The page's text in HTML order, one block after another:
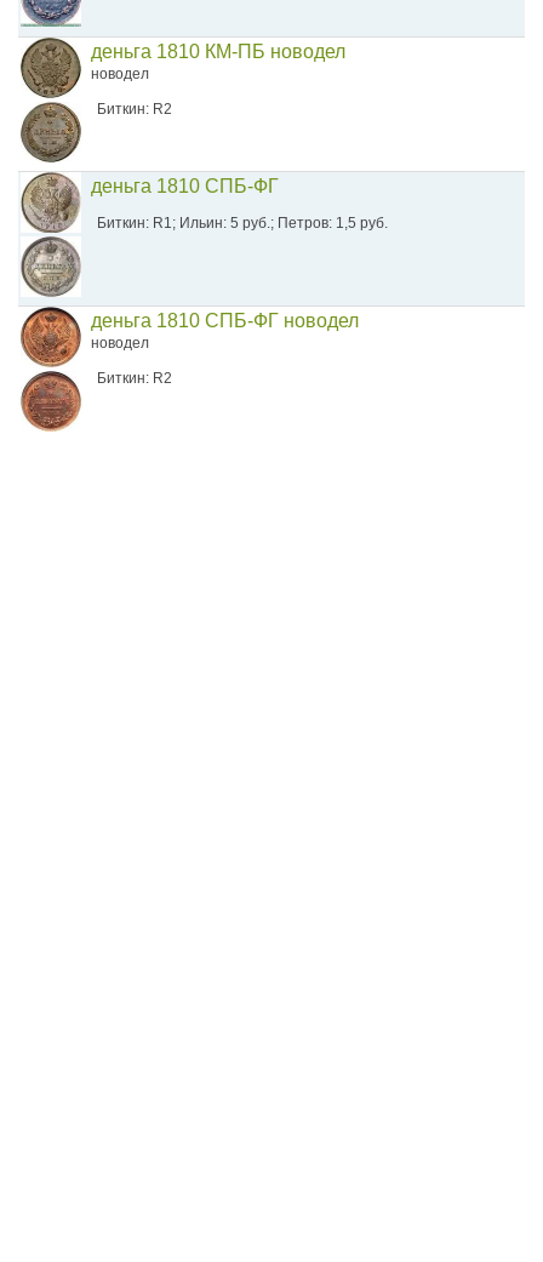
деньга 1810 КМ-ПБ новодел
новодел
Биткин: R2
деньга 1810 СПБ-ФГ
Биткин: R1; Ильин: 5 руб.; Петров: 1,5 руб.
деньга 1810 СПБ-ФГ новодел
новодел
Биткин: R2